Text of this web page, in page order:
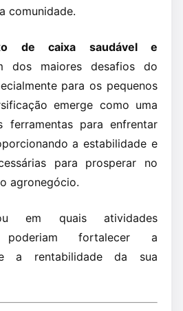
comunidade.
de caixa saudável e
dos maiores desafios do
para os pequenos
emerge como uma
ferramentas para enfrentar
a estabilidade e
para prosperar no
agronegócio.
em quais atividades
poderiam fortalecer a
e a rentabilidade da sua